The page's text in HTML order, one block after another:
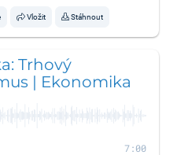
Vložit Stáhnout
Trhový
| Ekonomika
7:00